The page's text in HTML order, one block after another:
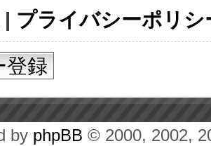
| プライバシーポリシ
登録
by phpBB © 2000, 2002,